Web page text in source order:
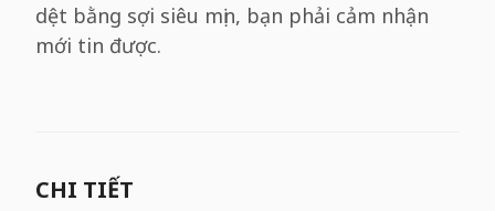
dệt bằng sợi siêu mịn, bạn phải cảm nhận
mới tin được.
CHI TIẾT